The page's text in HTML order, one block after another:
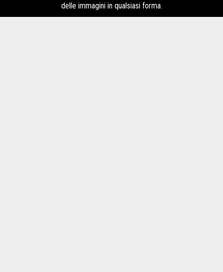
delle immagini in qualsiasi forma.